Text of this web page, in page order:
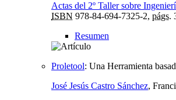
Actas del 2º Taller sobre
ISBN 978-84-694-7325-2, págs.
Resumen
Proletool: Una Herramienta
José Jesús Castro Sánchez,